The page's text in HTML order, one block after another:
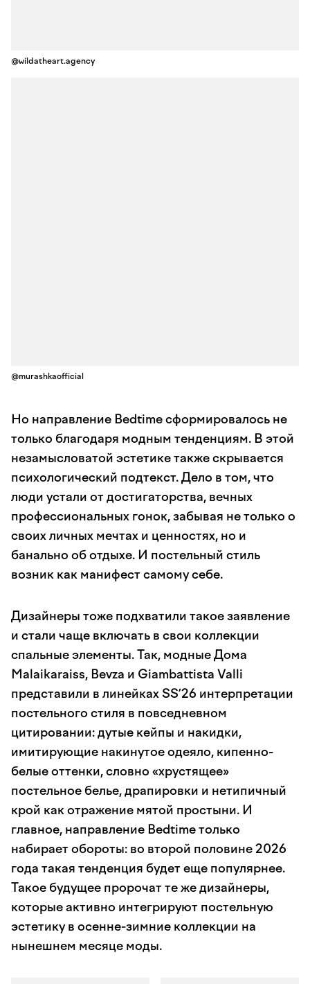
@wildatheart.agency
@murashkaofficial
Но направление Bedtime сформировалось не
только благодаря модным тенденциям. В этой
незамысловатой эстетике также скрывается
психологический подтекст. Дело в том, что
люди устали от достигаторства, вечных
профессиональных гонок, забывая не только о
своих личных мечтах и ценностях, но и
банально об отдыхе. И постельный стиль
возник как манифест самому себе.
Дизайнеры тоже подхватили такое заявление
и стали чаще включать в свои коллекции
спальные элементы. Так, модные Дома
Malaikaraiss, Bevza и Giambattista Valli
представили в линейках SS’26 интерпретации
постельного стиля в повседневном
цитировании: дутые кейпы и накидки,
имитирующие накинутое одеяло, кипенно-
белые оттенки, словно «хрустящее»
постельное белье, драпировки и нетипичный
крой как отражение мятой простыни. И
главное, направление Bedtime только
набирает обороты: во второй половине 2026
года такая тенденция будет еще популярнее.
Такое будущее пророчат те же дизайнеры,
которые активно интегрируют постельную
эстетику в осенне-зимние коллекции на
нынешнем месяце моды.